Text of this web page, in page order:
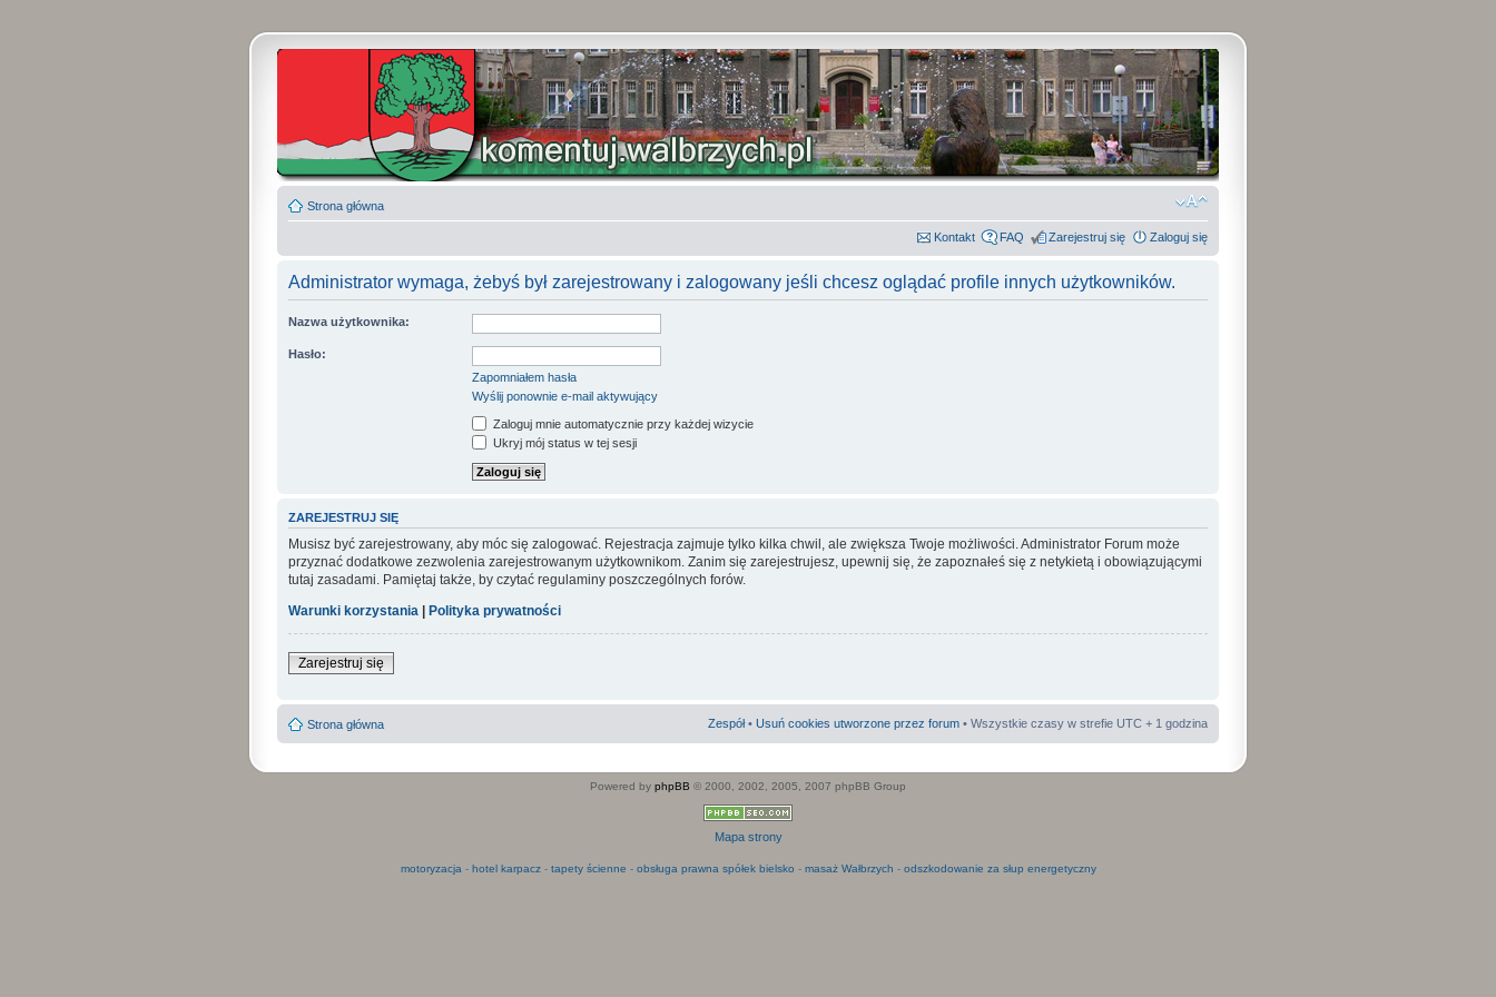
Strona główna
Kontakt FAQ Zarejestruj się Zaloguj się
Administrator wymaga, żebyś był zarejestrowany i zalogowany jeśli chcesz oglądać profile innych użytkowników.
Nazwa użytkownika:
Hasło:
Zapomniałem hasła
Wyślij ponownie e-mail aktywujący
Zaloguj mnie automatycznie przy każdej wizycie
Ukryj mój status w tej sesji
ZAREJESTRUJ SIĘ
Musisz być zarejestrowany, aby móc się zalogować. Rejestracja zajmuje tylko kilka chwil, ale zwiększa Twoje możliwości. Administrator Forum może
przyznać dodatkowe zezwolenia zarejestrowanym użytkownikom. Zanim się zarejestrujesz, upewnij się, że zapoznałeś się z netykietą i obowiązującymi
tutaj zasadami. Pamiętaj także, by czytać regulaminy poszczególnych forów.
Warunki korzystania | Polityka prywatności
Zarejestruj się
Strona główna Zespół• Usuń cookies utworzone przez forum • Wszystkie czasy w strefie UTC + 1 godzina
Powered by phpBB © 2000, 2002, 2005, 2007 phpBB Group
Mapa strony
motoryzacja - hotel karpacz- tapety ścienne - obsługa prawna spółek bielsko - masaż Wałbrzych - odszkodowanie za słup energetyczny